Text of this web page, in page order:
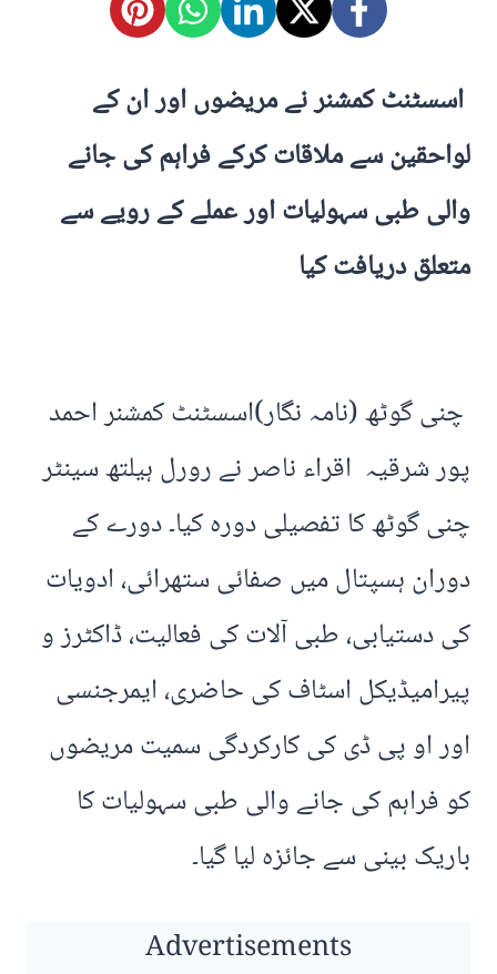
اسسٹنٹ کمشنر نے مریضوں اور ان کے
لواحقین سے ملاقات کرکے فراہم کی جانے
والی طبی سہولیات اور عملے کے رویے سے
متعلق دریافت کیا
چنی گوٹھ (نامہ نگار)اسسٹنٹ کمشنر احمد
پور شرقیہ اقراء ناصر نے رورل ہیلتھ سینٹر
چنی گوٹھ کا تفصیلی دورہ کیا۔ دورے کے
دوران ہسپتال میں صفائی ستھرائی، ادویات
کی دستیابی، طبی آلات کی فعالیت، ڈاکٹرز و
پیرامیڈیکل اسٹاف کی حاضری، ایمرجنسی
اور او پی ڈی کی کارکردگی سمیت مریضوں
کو فراہم کی جانے والی طبی سہولیات کا
باریک بینی سے جائزہ لیا گیا۔
Advertisements